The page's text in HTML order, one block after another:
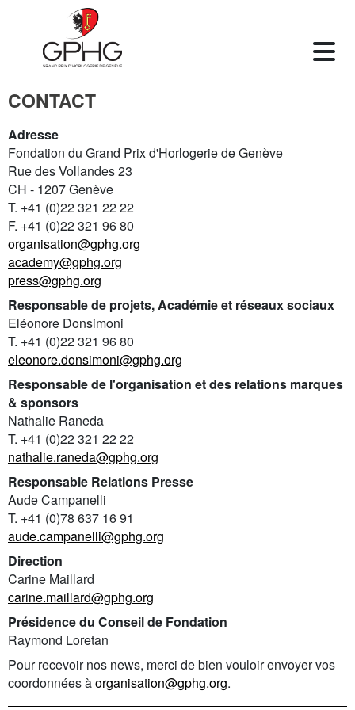
CONTACT
Adresse
Fondation du Grand Prix d'Horlogerie de Genève
Rue des Vollandes 23
CH - 1207 Genève
T. +41 (0)22 321 22 22
F. +41 (0)22 321 96 80
organisation@gphg.org
academy@gphg.org
press@gphg.org
Responsable de projets, Académie et réseaux sociaux
Eléonore Donsimoni
T. +41 (0)22 321 96 80
eleonore.donsimoni@gphg.org
Responsable de l'organisation et des relations marques
& sponsors
Nathalie Raneda
T. +41 (0)22 321 22 22
nathalie.raneda@gphg.org
Responsable Relations Presse
Aude Campanelli
T. +41 (0)78 637 16 91
aude.campanelli@gphg.org
Direction
Carine Maillard
carine.maillard@gphg.org
Présidence du Conseil de Fondation
Raymond Loretan
Pour recevoir nos news, merci de bien vouloir envoyer vos
coordonnées àorganisation@gphg.org.